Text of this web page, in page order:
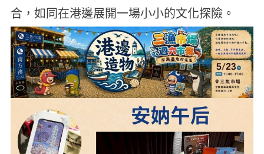
合，如同在港邊展開一場小小的文化探險。